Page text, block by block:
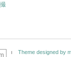
Theme designed by